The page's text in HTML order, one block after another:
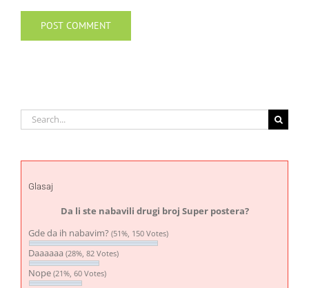
Search
for:
Glasaj
Da li ste nabavili drugi broj Super postera?
Gde da ih nabavim? (51%, 150 Votes)
Daaaaaa (28%, 82 Votes)
Nope (21%, 60 Votes)